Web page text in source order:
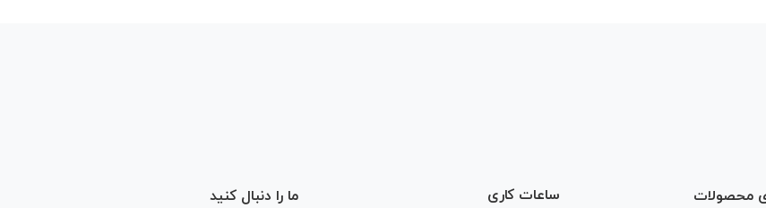
محصولات ساعات کاری ما را دنبال کنید